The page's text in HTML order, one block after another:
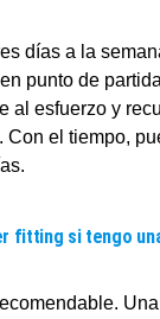
días a la
punto de
al esfuerzo y
Con el tiempo,
fitting si tengo